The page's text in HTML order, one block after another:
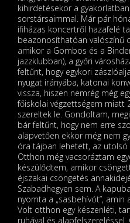
kihirdetésekor a
sorstársaimmal. Már pár
ifiházas koncertről hazafelé
beazonosíthatóan valószínű
amikor a Gombos és a
jazzklubban), a győri
feltűnt, hogy egykori
nyugat irányába, katonai
vissza, hiszen nemrég még
főiskolai végzettségem miatt
szereltek le. Gondoltam,
bár feltűnt, hogy nem erre
alapvetően ekkor még nem
óra tájban lehetett, az
Otthon még vacsoráztam
készülődtem, amikor
éjszakai csöngetés
Szabadhegyen sem. A
nyomta a „sasbehívót”,
Volt otthon egy készenléti,
ruhával és